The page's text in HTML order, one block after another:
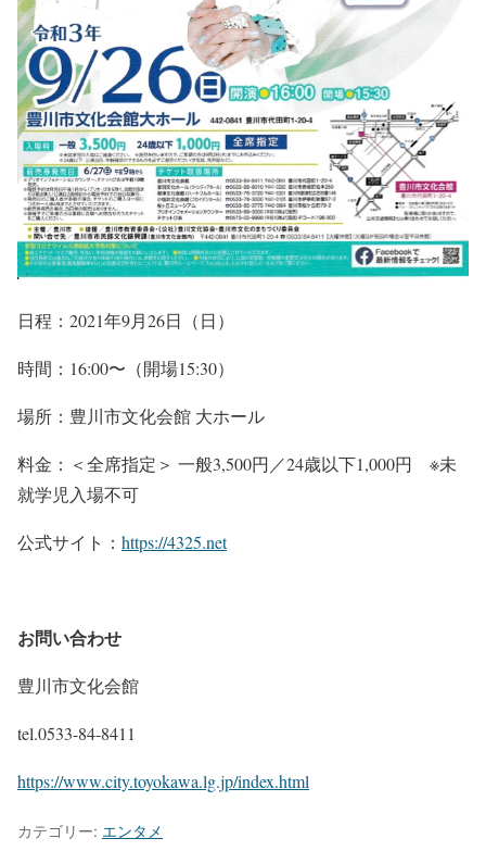
日程：2021年9月26日（日）
時間：16:00〜（開場15:30）
場所：豊川市文化会館 大ホール
料金：＜全席指定＞ 一般3,500円／24歳以下1,000円 ※未
就学児入場不可
公式サイト： https://4325.net
お問い合わせ
豊川市文化会館
tel.0533-84-8411
https://www.city.toyokawa.lg.jp/index.html
カテゴリー: エンタメ